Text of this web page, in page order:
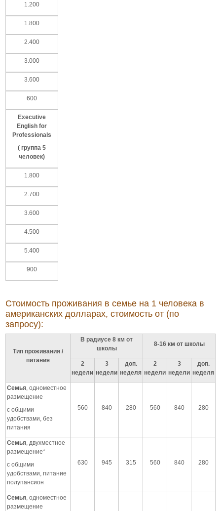
1.200
1.800
2.400
3.000
3.600
600
Executive
English for
Professionals
( группа 5
человек)
1.800
2.700
3.600
4.500
5.400
900
Стоимость проживания в семье на 1 человека в
американских долларах, стоимость от (по
запросу):
Тип проживания /
питания
В радиусе 8 км от
школы
8-16 км от школы
2
недели
3
недели
доп.
неделя
2
недели
3
недели
доп.
неделя
Семья , одноместное
размещение
с общими
удобствами, без
питания
560 840 280 560 840 280
Семья , двухместное
размещение*
с общими
удобствами, питание
полупансион
630 945 315 560 840 280
Семья , одноместное
размещение